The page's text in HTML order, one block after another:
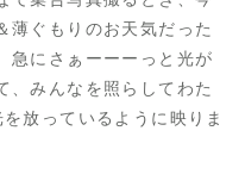
薄ぐもりのお天気だった
急にさぁーーーっと光が
、みんなを照らしてわた
放っているように映りま